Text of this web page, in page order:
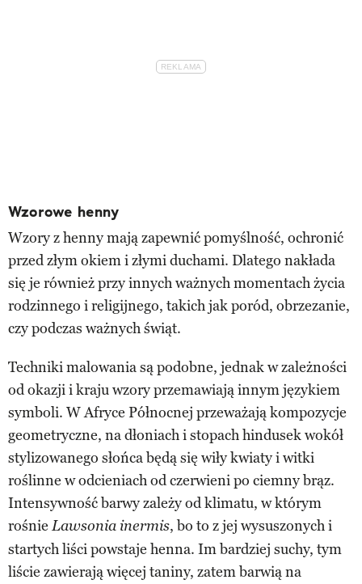
Wzorowe henny
Wzory z henny mają zapewnić pomyślność, ochronić
przed złym okiem i złymi duchami. Dlatego nakłada
się je również przy innych ważnych momentach życia
rodzinnego i religijnego, takich jak poród, obrzezanie,
czy podczas ważnych świąt.
Techniki malowania są podobne, jednak w zależności
od okazji i kraju wzory przemawiają innym językiem
symboli. W Afryce Północnej przeważają kompozycje
geometryczne, na dłoniach i stopach hindusek wokół
stylizowanego słońca będą się wiły kwiaty i witki
roślinne w odcieniach od czerwieni po ciemny brąz.
Intensywność barwy zależy od klimatu, w którym
rośnie Lawsonia inermis, bo to z jej wysuszonych i
startych liści powstaje henna. Im bardziej suchy, tym
liście zawierają więcej taniny, zatem barwią na